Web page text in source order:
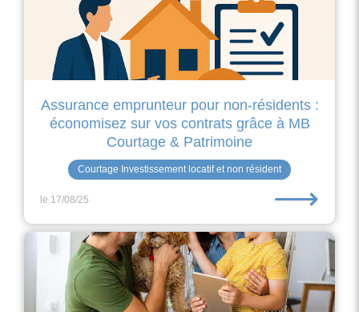
Assurance emprunteur pour non-résidents :
économisez sur vos contrats grâce à MB
Courtage & Patrimoine
Courtage Investissement locatif et non résident
le 17/08/25 ⟶